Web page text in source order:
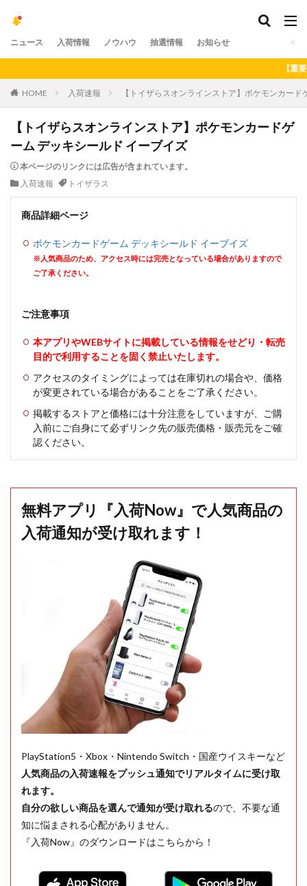
ニュース 入荷情報 ノウハウ 抽選情報 お知らせ
【重要】ア
HOME 入荷速報 【トイザらスオンラインストア】ポケモンカー
【トイザらスオンラインストア】ポケモンカードゲ
ーム デッキシールド イーブイズ
本ページのリンクには広告が含まれています。
入荷速報
トイザラス
商品詳細ページ
ポケモンカードゲーム デッキシールド イーブイズ
※人気商品のため、アクセス時には完売となっている場合がありますので
ご了承ください。
ご注意事項
本アプリやWEBサイトに掲載している情報をせどり・転売
目的で利用することを固く禁止いたします。
アクセスのタイミングによっては在庫切れの場合や、価格
が変更されている場合があることをご了承ください。
掲載するストアと価格には十分注意をしていますが、ご購
入前にご自身にて必ずリンク先の販売価格・販売元をご確
認ください。
無料アプリ『入荷Now』で人気商品の
入荷通知が受け取れます！
PlayStation5・Xbox・Nintendo Switch・国産ウイスキーなど
人気商品の入荷速報をプッシュ通知でリアルタイムに受け取
れます。
自分の欲しい商品を選んで通知が受け取れるので、不要な通
知に悩まされる心配がありません。
『入荷Now』のダウンロードはこちらから！